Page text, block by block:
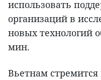
использовать
организаций в
новых технологий
мин.
Вьетнам стремится